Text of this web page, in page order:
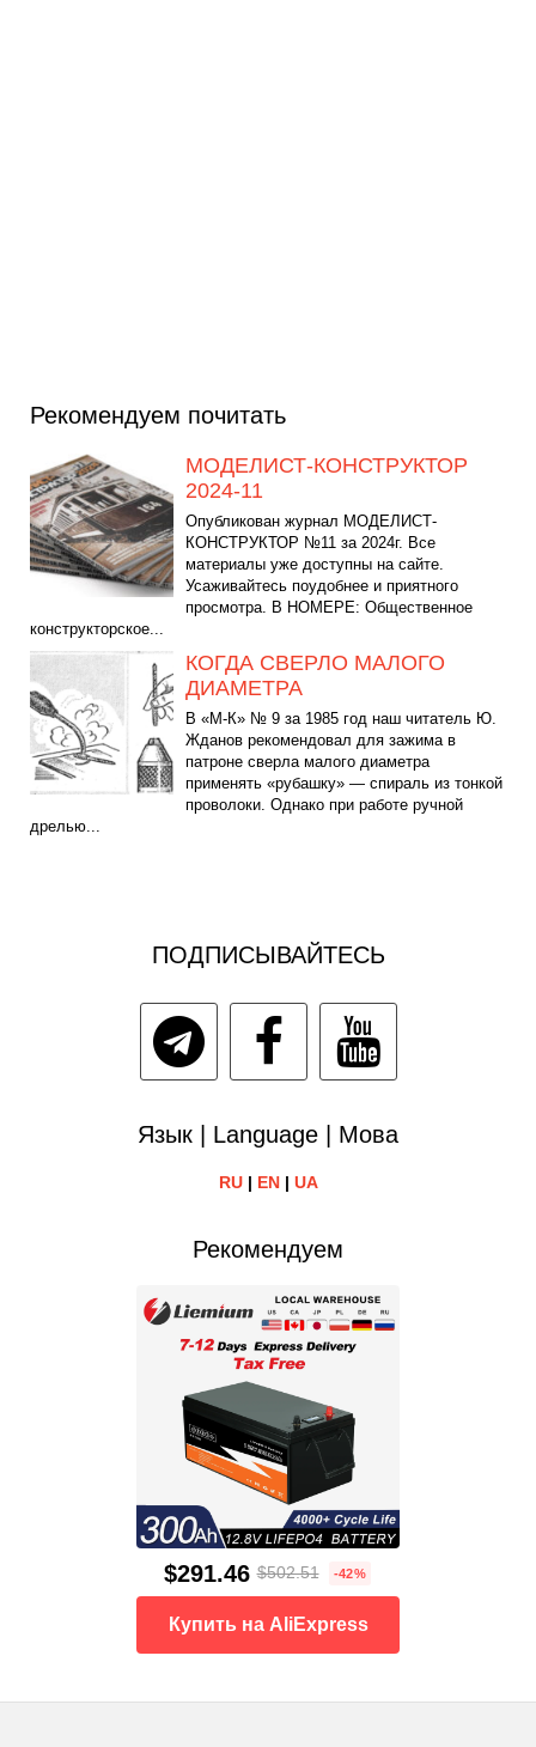
Рекомендуем почитать
МОДЕЛИСТ-КОНСТРУКТОР
2024-11
Опубликован журнал МОДЕЛИСТ-
КОНСТРУКТОР №11 за 2024г. Все
материалы уже доступны на сайте.
Усаживайтесь поудобнее и приятного
просмотра. В НОМЕРЕ: Общественное
конструкторское...
КОГДА СВЕРЛО МАЛОГО
ДИАМЕТРА
В «М-К» № 9 за 1985 год наш читатель Ю.
Жданов рекомендовал для зажима в
патроне сверла малого диаметра
применять «рубашку» — спираль из тонкой
проволоки. Однако при работе ручной
дрелью...
ПОДПИСЫВАЙТЕСЬ
Язык | Language | Мова
RU| EN| UA
Рекомендуем
$291.46 $502.51 -42%
Купить на AliExpress